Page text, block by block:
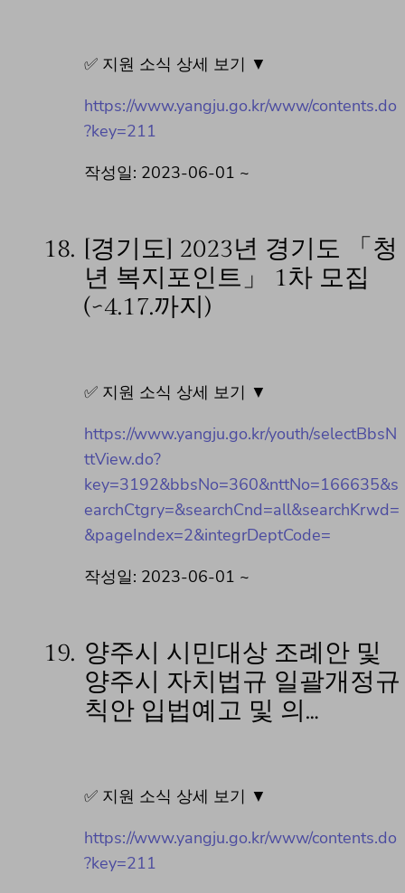
✅ 지원 소식 상세 보기 ▼
https://www.yangju.go.kr/www/contents.do
?key=211
작성일: 2023-06-01 ~
18. [경기도] 2023년 경기도 「청
년 복지포인트」 1차 모집
(~4.17.까지)
✅ 지원 소식 상세 보기 ▼
https://www.yangju.go.kr/youth/selectBbsN
ttView.do?
key=3192&bbsNo=360&nttNo=166635&s
earchCtgry=&searchCnd=all&searchKrwd=
&pageIndex=2&integrDeptCode=
작성일: 2023-06-01 ~
19. 양주시 시민대상 조례안 및
양주시 자치법규 일괄개정규
칙안 입법예고 및 의…
✅ 지원 소식 상세 보기 ▼
https://www.yangju.go.kr/www/contents.do
?key=211